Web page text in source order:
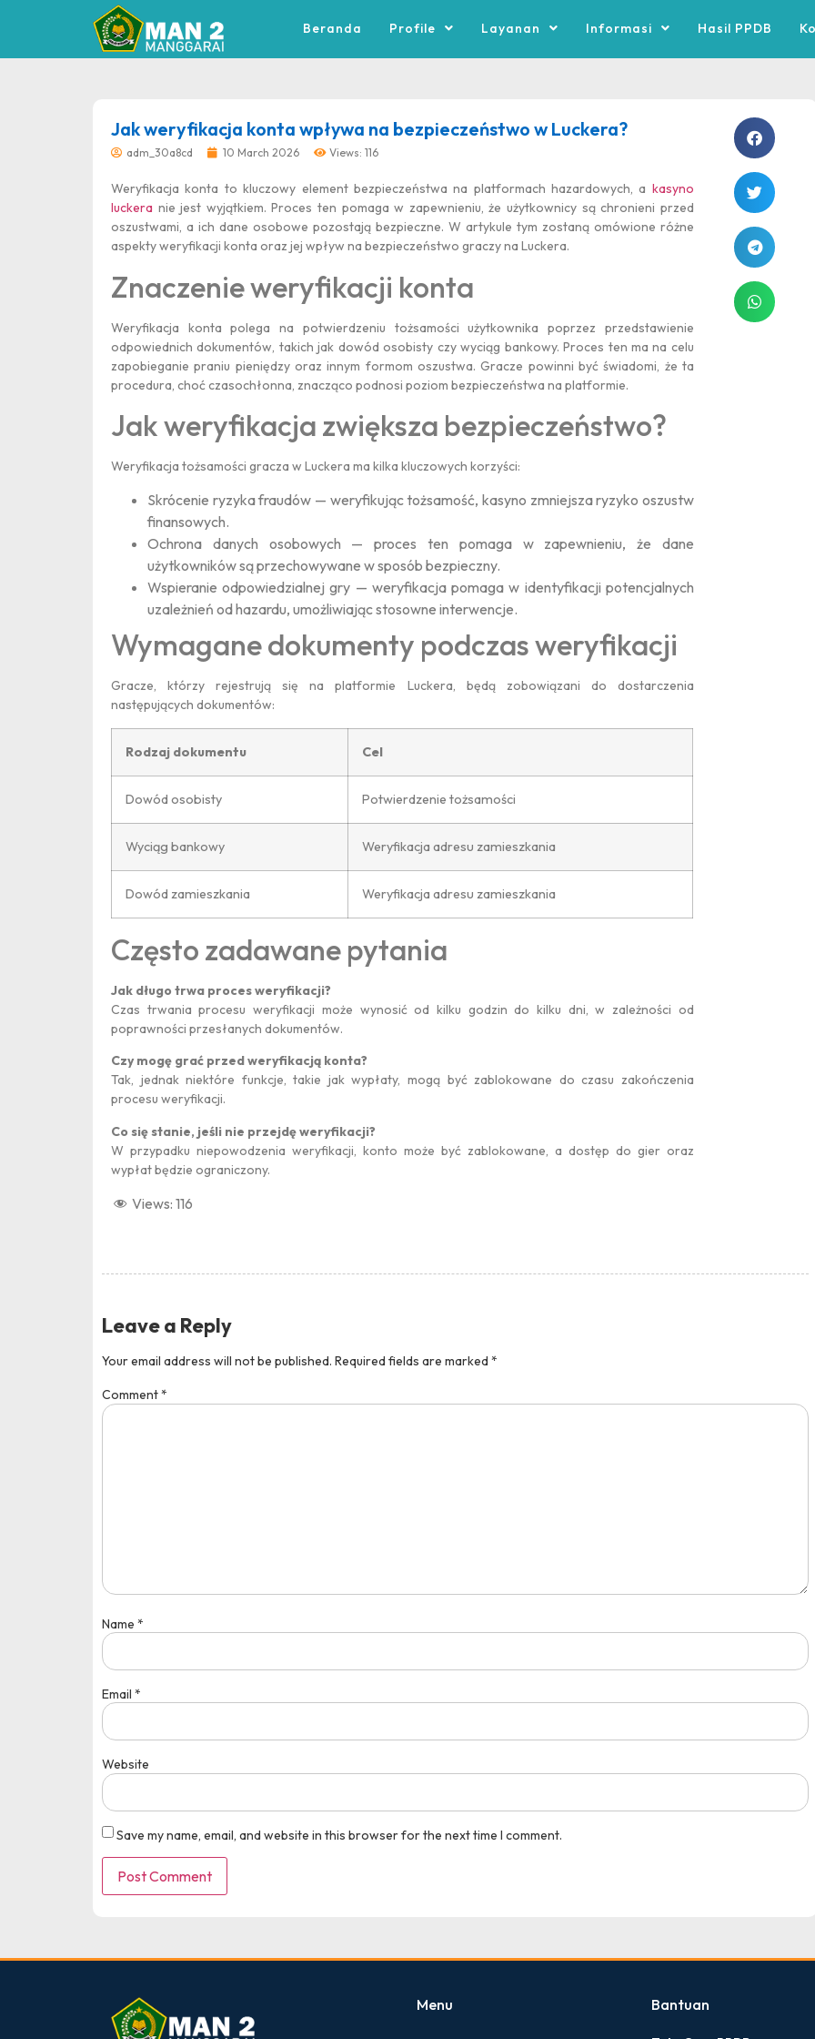
Beranda Profile Layanan Informasi Hasil PPDB
Jak weryfikacja konta wpływa na bezpieczeństwo w Luckera?
adm_30a8cd 10 March 2026 Views: 116
Weryfikacja konta to kluczowy element bezpieczeństwa na platformach hazardowych, a kasyno
luckera nie jest wyjątkiem. Proces ten pomaga w zapewnieniu, że użytkownicy są chronieni przed
oszustwami, a ich dane osobowe pozostają bezpieczne. W artykule tym zostaną omówione różne
aspekty weryfikacji konta oraz jej wpływ na bezpieczeństwo graczy na Luckera.
Znaczenie weryfikacji konta
Weryfikacja konta polega na potwierdzeniu tożsamości użytkownika poprzez przedstawienie
odpowiednich dokumentów, takich jak dowód osobisty czy wyciąg bankowy. Proces ten ma na celu
zapobieganie praniu pieniędzy oraz innym formom oszustwa. Gracze powinni być świadomi, że ta
procedura, choć czasochłonna, znacząco podnosi poziom bezpieczeństwa na platformie.
Jak weryfikacja zwiększa bezpieczeństwo?
Weryfikacja tożsamości gracza w Luckera ma kilka kluczowych korzyści:
Skrócenie ryzyka fraudów — weryfikując tożsamość, kasyno zmniejsza ryzyko oszustw
finansowych.
Ochrona danych osobowych — proces ten pomaga w zapewnieniu, że dane
użytkowników są przechowywane w sposób bezpieczny.
Wspieranie odpowiedzialnej gry — weryfikacja pomaga w identyfikacji potencjalnych
uzależnień od hazardu, umożliwiając stosowne interwencje.
Wymagane dokumenty podczas weryfikacji
Gracze, którzy rejestrują się na platformie Luckera, będą zobowiązani do dostarczenia
następujących dokumentów:
Rodzaj dokumentu Cel
Dowód osobisty Potwierdzenie tożsamości
Wyciąg bankowy Weryfikacja adresu zamieszkania
Dowód zamieszkania Weryfikacja adresu zamieszkania
Często zadawane pytania
Jak długo trwa proces weryfikacji?
Czas trwania procesu weryfikacji może wynosić od kilku godzin do kilku dni, w zależności od
poprawności przesłanych dokumentów.
Czy mogę grać przed weryfikacją konta?
Tak, jednak niektóre funkcje, takie jak wypłaty, mogą być zablokowane do czasu zakończenia
procesu weryfikacji.
Co się stanie, jeśli nie przejdę weryfikacji?
W przypadku niepowodzenia weryfikacji, konto może być zablokowane, a dostęp do gier oraz
wypłat będzie ograniczony.
Views: 116
Leave a Reply
Your email address will not be published. Required fields are marked *
Comment*
Name *
Email *
Website
Save my name, email, and website in this browser for the next time I comment.
Pengumuman
Selamat Hari Pahlawan Nasional
Medali Emas
Tahun : Oktober 2025
Tahun : November 2025
Menu Bantuan